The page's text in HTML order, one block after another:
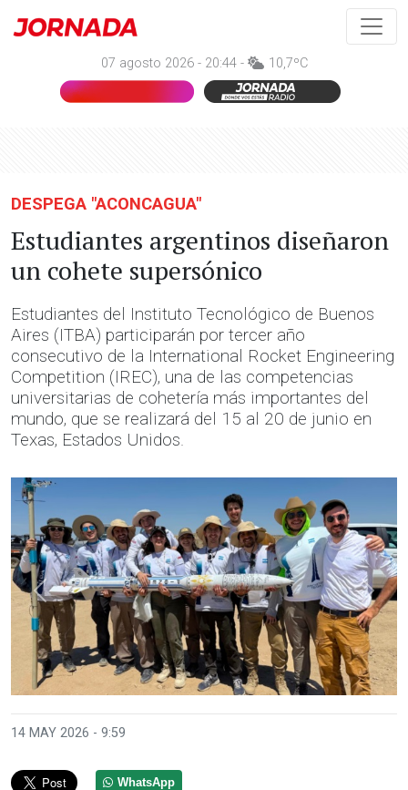
07 agosto 2026 - 20:44 - 10,7ºC
DESPEGA "ACONCAGUA"
Estudiantes argentinos diseñaron
un cohete supersónico
Estudiantes del Instituto Tecnológico de Buenos
Aires (ITBA) participarán por tercer año
consecutivo de la International Rocket Engineering
Competition (IREC), una de las competencias
universitarias de cohetería más importantes del
mundo, que se realizará del 15 al 20 de junio en
Texas, Estados Unidos.
Anterior
14 MAY 2026 - 9:59
WhatsApp